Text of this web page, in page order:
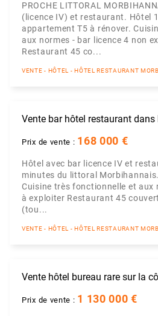
PROCHE LITTORAL
(licence IV) et restaurant. Hôtel
appartement T5 à rénover.
aux normes - bar licence 4 non
Restaurant 45 co...
VENTE - HÔTEL - HÔTEL RESTAURANT
Vente bar hôtel restaurant
Prix de vente : 168 000 €
Hôtel avec bar licence IV et
minutes du littoral
Cuisine très fonctionnelle et aux
à exploiter Restaurant 45
(tou...
VENTE - HÔTEL - HÔTEL RESTAURANT
Vente hôtel bureau rare sur la
Prix de vente : 1 130 000 €